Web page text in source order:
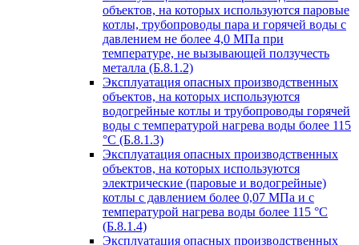
объектов, на которых используются паровые
котлы, трубопроводы пара и горячей воды с
давлением не более 4,0 МПа при
температуре, не вызывающей ползучесть
металла (Б.8.1.2)
Эксплуатация опасных производственных
объектов, на которых используются
водогрейные котлы и трубопроводы горячей
воды с температурой нагрева воды более 115
°C (Б.8.1.3)
Эксплуатация опасных производственных
объектов, на которых используются
электрические (паровые и водогрейные)
котлы с давлением более 0,07 МПа и с
температурой нагрева воды более 115 °C
(Б.8.1.4)
Эксплуатация опасных производственных